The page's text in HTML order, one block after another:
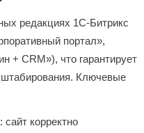
редакциях 1С-Битрикс
портал»,
+ CRM»), что гарантирует
Ключевые
корректно